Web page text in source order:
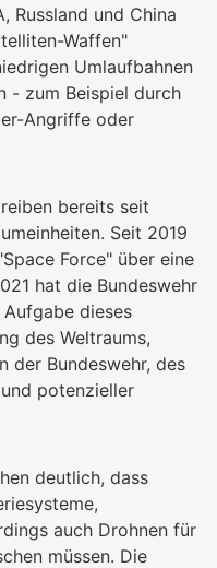
Russland und China
Waffen"
Umlaufbahnen
- zum Beispiel durch
Angriffe oder
bereits seit
Seit 2019
Force" über eine
hat die Bundeswehr
Aufgabe dieses
des Weltraums,
der Bundeswehr, des
potenzieller
deutlich, dass
auch Drohnen für
müssen. Die